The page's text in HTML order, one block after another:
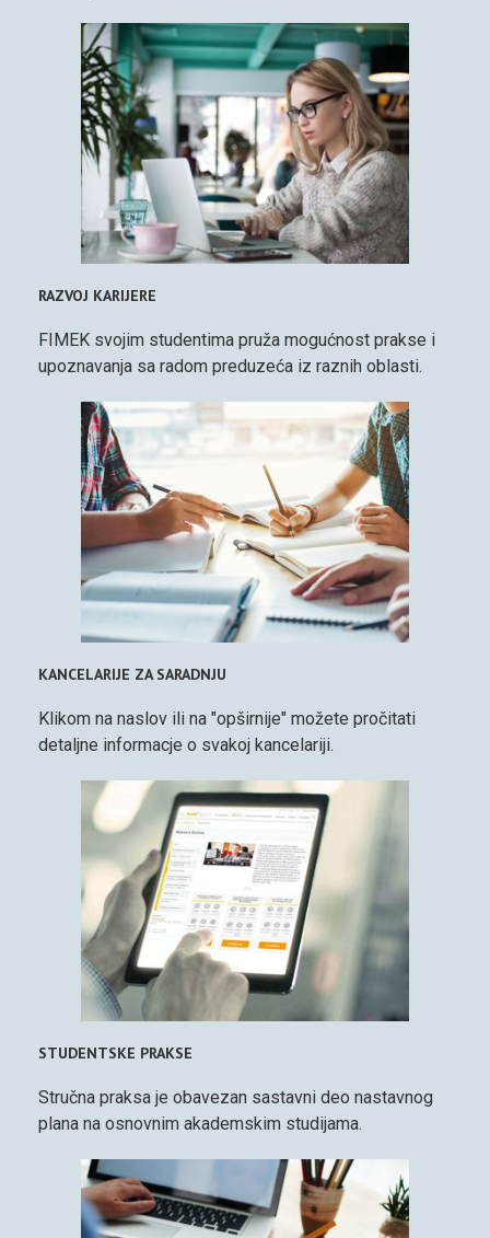
RAZVOJ KARIJERE
FIMEK svojim studentima pruža mogućnost prakse i
upoznavanja sa radom preduzeća iz raznih oblasti.
KANCELARIJE ZA SARADNJU
Klikom na naslov ili na "opširnije" možete pročitati
detaljne informacje o svakoj kancelariji.
STUDENTSKE PRAKSE
Stručna praksa je obavezan sastavni deo nastavnog
plana na osnovnim akademskim studijama.